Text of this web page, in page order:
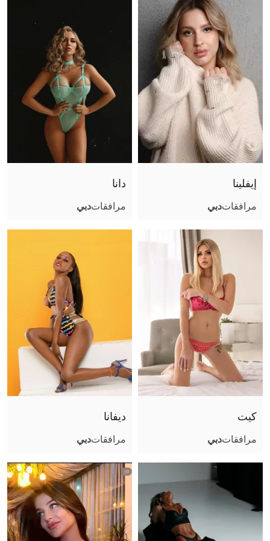
إيفلينا
مرافقاتدبي
دانا
مرافقاتدبي
كيت
مرافقاتدبي
ديفانا
مرافقاتدبي
حجم الصدر
موثقة